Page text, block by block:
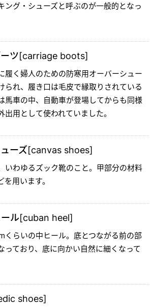
ング・シューズと呼ぶのが一般的となっ
ツ[carriage boots]
履く婦人のための防寒用オーバーシュー
られ、履き口は毛皮で縁取りされている
馬車の中、自動車が登場してからも同様
出用として使われていました。
ーズ[canvas shoes]
いわゆるズック靴のこと。甲部分の材料
用います。
ル[cuban heel]
くらいの中ヒール。底とつながる前の部
っており、底に向かい自然に細くなって
shoes]